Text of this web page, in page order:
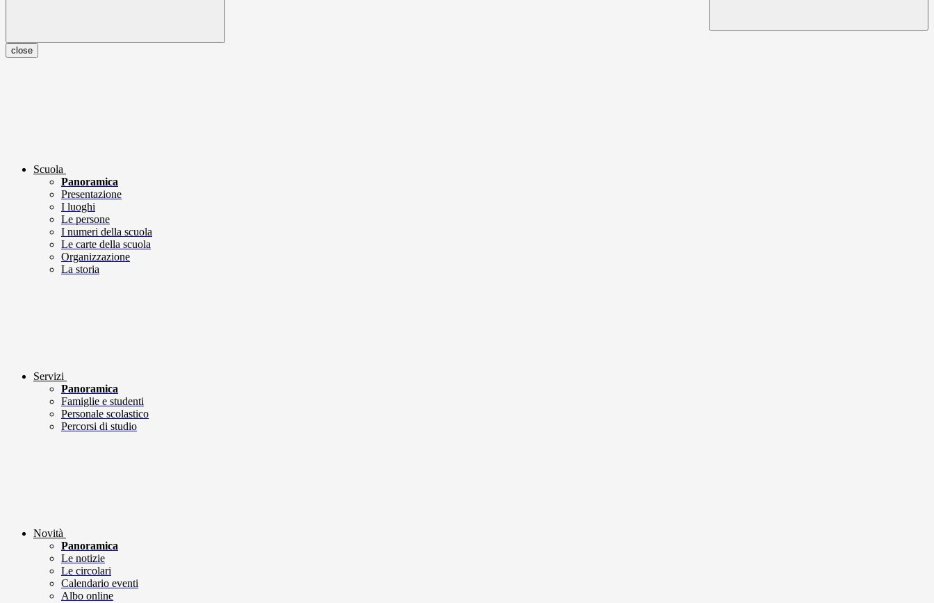
close
Scuola
Panoramica
Presentazione
I luoghi
Le persone
I numeri della scuola
Le carte della scuola
Organizzazione
La storia
Servizi
Panoramica
Famiglie e studenti
Personale scolastico
Percorsi di studio
Novità
Panoramica
Le notizie
Le circolari
Calendario eventi
Albo online